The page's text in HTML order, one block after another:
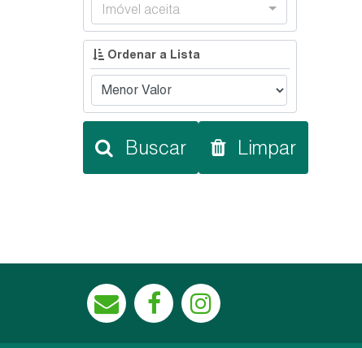
Imóvel aceita
Ordenar a Lista
Buscar Limpar